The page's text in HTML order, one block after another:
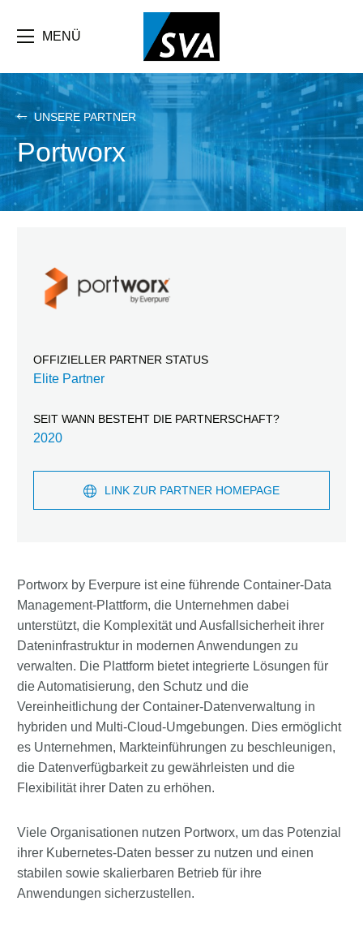
Inhalt
MENÜ
UNSERE PARTNER
Portworx
Portworx by Everpure ist eine führende Container-Data
Management-Plattform, die Unternehmen dabei
unterstützt, die Komplexität und Ausfallsicherheit ihrer
Dateninfrastruktur in modernen Anwendungen zu
verwalten. Die Plattform bietet integrierte Lösungen für
die Automatisierung, den Schutz und die
Vereinheitlichung der Container-Datenverwaltung in
hybriden und Multi-Cloud-Umgebungen. Dies ermöglicht
es Unternehmen, Markteinführungen zu beschleunigen,
die Datenverfügbarkeit zu gewährleisten und die
Flexibilität ihrer Daten zu erhöhen.
Viele Organisationen nutzen Portworx, um das Potenzial
ihrer Kubernetes-Daten besser zu nutzen und einen
stabilen sowie skalierbaren Betrieb für ihre
Anwendungen sicherzustellen.
OFFIZIELLER PARTNER STATUS
Elite Partner
SEIT WANN BESTEHT DIE PARTNERSCHAFT?
2020
LINK ZUR PARTNER HOMEPAGE